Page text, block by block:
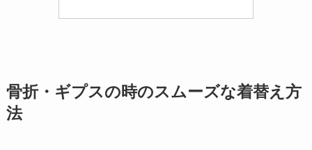
骨折・ギプスの時のスムーズな着替え方
法